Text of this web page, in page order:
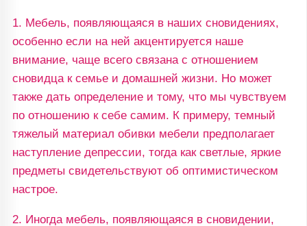
1. Мебель, появляющаяся в наших сновидениях,
особенно если на ней акцентируется наше
внимание, чаще всего связана с отношением
сновидца к семье и домашней жизни. Но может
также дать определение и тому, что мы чувствуем
по отношению к себе самим. К примеру, темный
тяжелый материал обивки мебели предполагает
наступление депрессии, тогда как светлые, яркие
предметы свидетельствуют об оптимистическом
настрое.
2. Иногда мебель, появляющаяся в сновидении,